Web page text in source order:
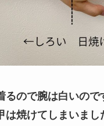
るので腕は白いので
は焼けてしまいまし